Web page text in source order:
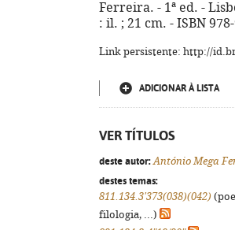
Ferreira. - 1ª ed. -
: il. ; 21 cm. - ISBN
Link persistente: http://
ADICIONAR À LISTA
VER TÍTULOS
deste autor: António Mega
destes temas:
811.134.3'373(038)(042)
filologia, ...)